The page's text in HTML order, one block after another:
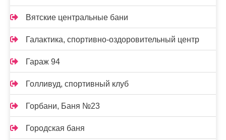
Вятские центральные бани
Галактика, спортивно-оздоровительный центр
Гараж 94
Голливуд, спортивный клуб
Горбани, Баня №23
Городская баня